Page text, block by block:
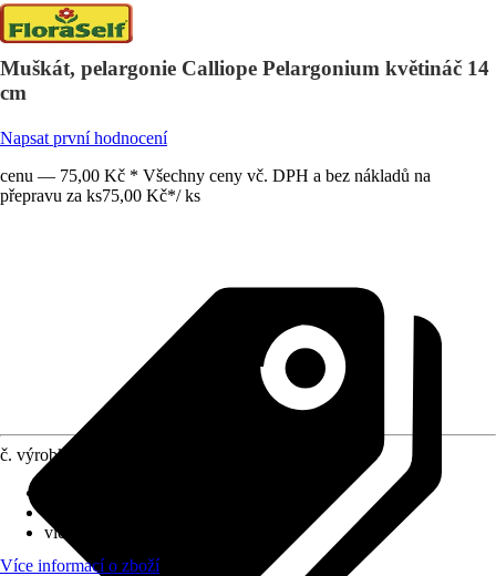
Muškát, pelargonie Calliope Pelargonium květináč 14
cm
Napsat první hodnocení
cenu — 75,00 Kč * Všechny ceny vč. DPH a bez nákladů na
přepravu za ks75,00 Kč*/ ks
č. výrobku
víceleté
Více informací o zboží